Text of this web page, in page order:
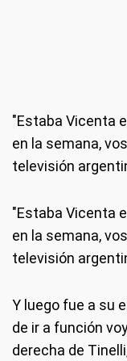
"Estaba Vicenta
en la semana,
televisión
"Estaba Vicenta
en la semana,
televisión
Y luego fue a su
de ir a función
derecha de